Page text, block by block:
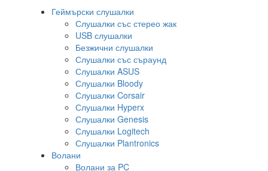
Геймърски слушалки
Слушалки със стерео жак
USB слушалки
Безжични слушалки
Слушалки със съраунд
Слушалки ASUS
Слушалки Bloody
Слушалки Corsair
Слушалки Hyperx
Слушалки Genesis
Слушалки Logitech
Слушалки Plantronics
Волани
Волани за PC